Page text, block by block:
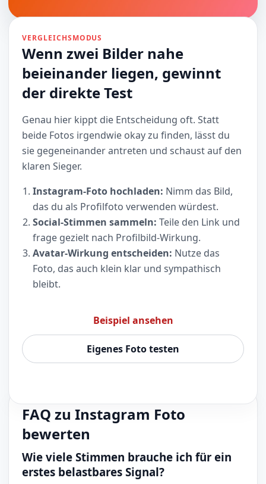
VERGLEICHSMODUS
Wenn zwei Bilder nahe
beieinander liegen, gewinnt
der direkte Test
Genau hier kippt die Entscheidung oft. Statt
beide Fotos irgendwie okay zu finden, lässt du
sie gegeneinander antreten und schaust auf den
klaren Sieger.
Instagram-Foto hochladen: Nimm das Bild,
das du als Profilfoto verwenden würdest.
Social-Stimmen sammeln: Teile den Link und
frage gezielt nach Profilbild-Wirkung.
Avatar-Wirkung entscheiden: Nutze das
Foto, das auch klein klar und sympathisch
bleibt.
Beispiel ansehen
Eigenes Foto testen
FAQ zu Instagram Foto
bewerten
Wie viele Stimmen brauche ich für ein
erstes belastbares Signal?